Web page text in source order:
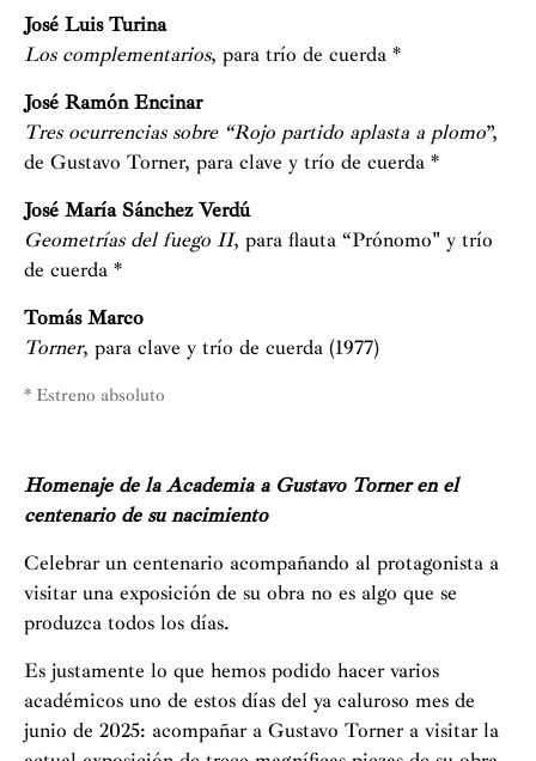
José Luis Turina
Los complementarios, para trío de cuerda *
José Ramón Encinar
Tres ocurrencias sobre “Rojo partido aplasta a plomo”,
de Gustavo Torner, para clave y trío de cuerda *
José María Sánchez Verdú
Geometrías del fuego II, para flauta “Prónomo" y trío
de cuerda *
Tomás Marco
Torner, para clave y trío de cuerda (1977)
* Estreno absoluto
Homenaje de la Academia a Gustavo Torner en el
centenario de su nacimiento
Celebrar un centenario acompañando al protagonista a
visitar una exposición de su obra no es algo que se
produzca todos los días.
Es justamente lo que hemos podido hacer varios
académicos uno de estos días del ya caluroso mes de
junio de 2025: acompañar a Gustavo Torner a visitar la